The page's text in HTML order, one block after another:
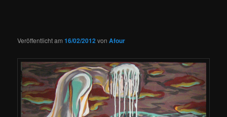
Veröffentlicht am16/02/2012vonAfour